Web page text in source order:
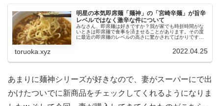
明星の本気即席麺「麺神」の「宮崎辛麺」が旨辛
レベルではなく激辛な件について
みなさん、即席麺は好きですか？我が家でも時折時間がな
いときは即席麺で食事を済ませることがあります。その度
に最近の即席麺のレベルの高さに驚かされてばかりです。
toruoka.xyz 2022.04.25
あまりに麺神シリーズが好きなので、妻がスーパーにで出
かけたついでに新商品をチェックしてくれるようになりま